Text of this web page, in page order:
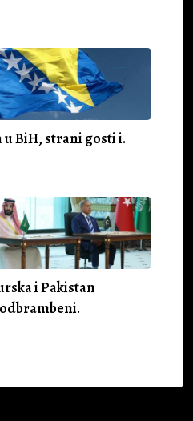
BiH, strani gosti i.
i Pakistan